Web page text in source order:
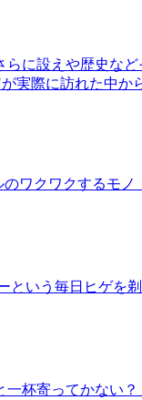
に設えや歴史な
実際に訪れた中か
ワクワクするモノ
という毎日ヒゲを
杯寄ってかない